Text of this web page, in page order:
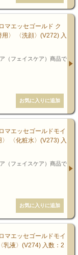
マエッセゴールド ク
〉 〈洗顔〉(V272) 入
（フェイスケア）商品で
マエッセゴールドモイ
〈化粧水〉(V273) 入
（フェイスケア）商品で
マエッセゴールドモイ
乳液〉(V274) 入数：2